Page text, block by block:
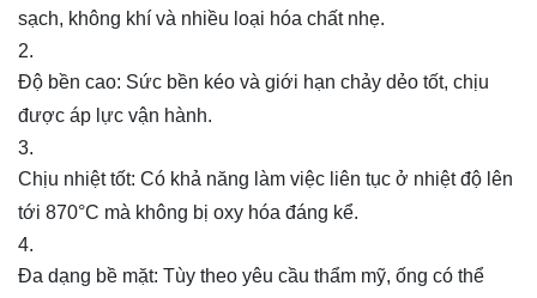
sạch, không khí và nhiều loại hóa chất nhẹ.
Độ bền cao: Sức bền kéo và giới hạn chảy dẻo tốt, chịu
được áp lực vận hành.
Chịu nhiệt tốt: Có khả năng làm việc liên tục ở nhiệt độ lên
tới 870°C mà không bị oxy hóa đáng kể.
Đa dạng bề mặt: Tùy theo yêu cầu thẩm mỹ, ống có thể